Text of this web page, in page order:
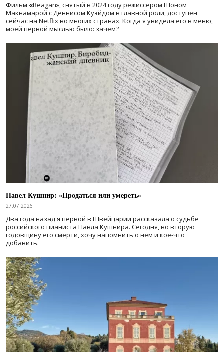
Фильм «Reagan», снятый в 2024 годурежиссером Шоном
Макнамарой с Деннисом Куэйдом в главной роли, доступен
сейчас на Netflix во многих странах. Когда я увидела его в меню,
моей первой мыслью было: зачем?
Павел Кушнир: «Продаться или умереть»
27.07.2026
Два года назад я первой в Швейцарии рассказала о судьбе
российского пианиста Павла Кушнира. Сегодня, во вторую
годовщину его смерти, хочу напомнить о нем и кое-что
добавить.